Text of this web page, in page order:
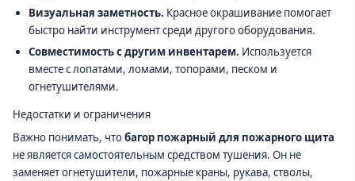
Визуальная заметность. Красное окрашивание помогает
быстро найти инструмент среди другого оборудования.
Совместимость с другим инвентарем. Используется
вместе с лопатами, ломами, топорами, песком и
огнетушителями.
Недостатки и ограничения
Важно понимать, чтобагор пожарный для пожарного щита
не является самостоятельным средством тушения. Он не
заменяет огнетушители, пожарные краны, рукава, стволы,